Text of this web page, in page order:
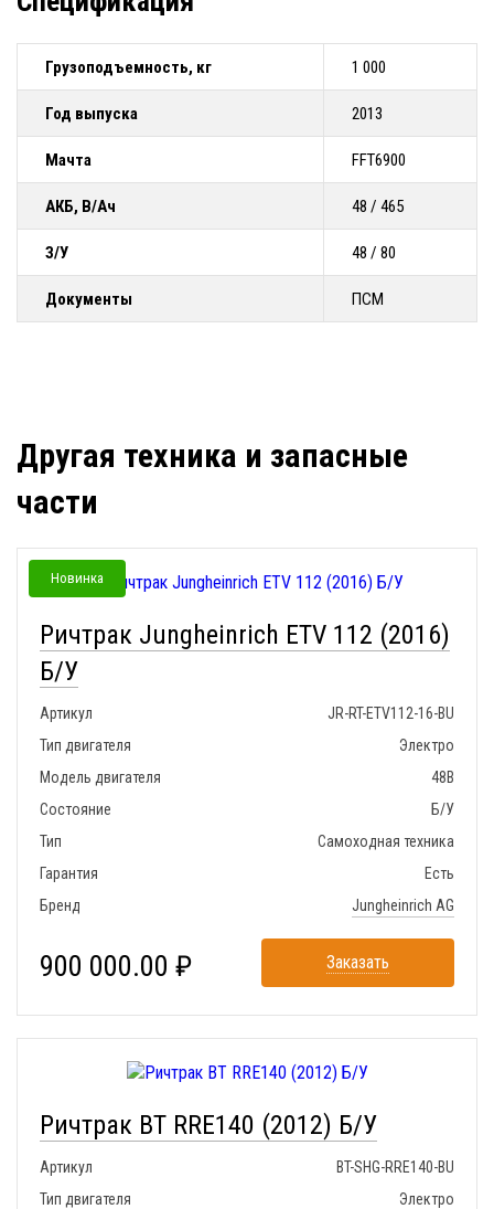
Грузоподъемность, кг 1 000
Год выпуска 2013
Мачта FFT6900
АКБ, В/Ач 48 / 465
З/У 48 / 80
Документы ПСМ
Другая техника и запасные
части
Новинка
Ричтрак Jungheinrich ETV 112 (2016)
Б/У
Артикул
JR-RT-ETV112-16-BU
Тип двигателя
Электро
Модель двигателя
48В
Состояние
Б/У
Тип
Самоходная техника
Гарантия
Есть
Бренд
Jungheinrich AG
900 000.00 ₽ Заказать
Ричтрак BT RRE140 (2012) Б/У
Артикул
BT-SHG-RRE140-BU
Тип двигателя
Электро